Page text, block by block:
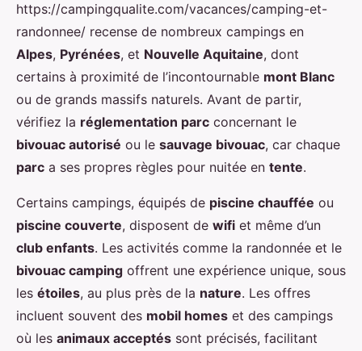
https://campingqualite.com/vacances/camping-et-
randonnee/ recense de nombreux campings en
Alpes, Pyrénées, et Nouvelle Aquitaine, dont
certains à proximité de l’incontournable mont Blanc
ou de grands massifs naturels. Avant de partir,
vérifiez la réglementation parc concernant le
bivouac autorisé ou le sauvage bivouac, car chaque
parc a ses propres règles pour nuitée en tente.
Certains campings, équipés de piscine chauffée ou
piscine couverte, disposent de wifi et même d’un
club enfants. Les activités comme la randonnée et le
bivouac camping offrent une expérience unique, sous
les étoiles, au plus près de la nature. Les offres
incluent souvent des mobil homes et des campings
où les animaux acceptés sont précisés, facilitant